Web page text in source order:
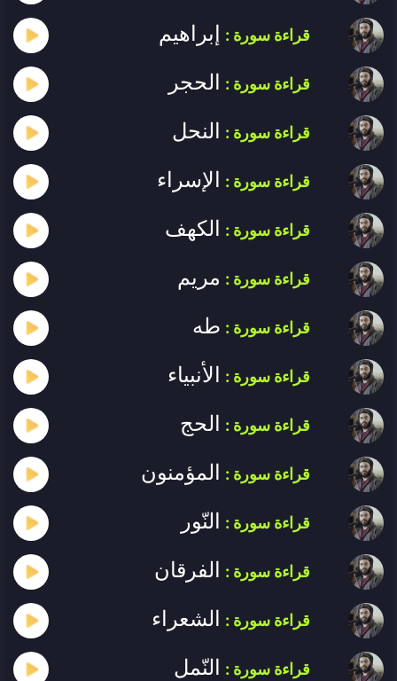
قراءة سورة : إبراهيم
قراءة سورة : الحجر
قراءة سورة : النحل
قراءة سورة : الإسراء
قراءة سورة : الكهف
قراءة سورة : مريم
قراءة سورة : طه
قراءة سورة : الأنبياء
قراءة سورة : الحج
قراءة سورة : المؤمنون
قراءة سورة : النّور
قراءة سورة : الفرقان
قراءة سورة : الشعراء
قراءة سورة : النّمل